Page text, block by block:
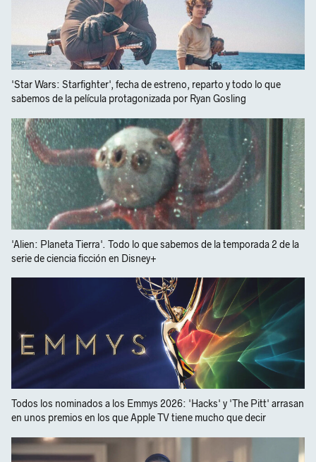
'Star Wars: Starfighter', fecha de estreno, reparto y todo lo que
sabemos de la película protagonizada por Ryan Gosling
'Alien: Planeta Tierra'. Todo lo que sabemos de la temporada 2 de la
serie de ciencia ficción en Disney+
Todos los nominados a los Emmys 2026: 'Hacks' y 'The Pitt' arrasan
en unos premios en los que Apple TV tiene mucho que decir